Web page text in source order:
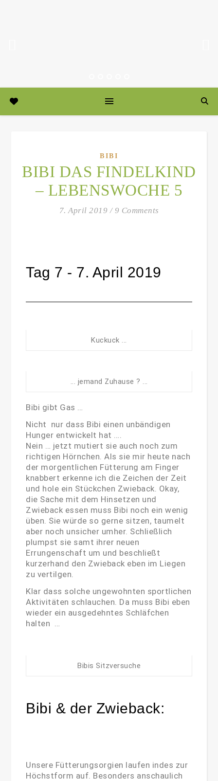
BIBI
BIBI DAS FINDELKIND
– LEBENSWOCHE 5
7. April 2019 / 9 Comments
Tag 7 - 7. April 2019
Kuckuck ...
... jemand Zuhause ? ...
Bibi gibt Gas …
Nicht nur dass Bibi einen unbändigen
Hunger entwickelt hat ….
Nein … jetzt mutiert sie auch noch zum
richtigen Hörnchen. Als sie mir heute nach
der morgentlichen Fütterung am Finger
knabbert erkenne ich die Zeichen der Zeit
und hole ein Stückchen Zwieback. Okay,
die Sache mit dem Hinsetzen und
Zwieback essen muss Bibi noch ein wenig
üben. Sie würde so gerne sitzen, taumelt
aber noch unsicher umher. Schließlich
plumpst sie samt ihrer neuen
Errungenschaft um und beschließt
kurzerhand den Zwieback eben im Liegen
zu vertilgen.
Klar dass solche ungewohnten sportlichen
Aktivitäten schlauchen. Da muss Bibi eben
wieder ein ausgedehntes Schläfchen
halten …
Bibis Sitzversuche
Bibi & der Zwieback:
Unsere Fütterungsorgien laufen indes zur
Höchstform auf. Besonders anschaulich